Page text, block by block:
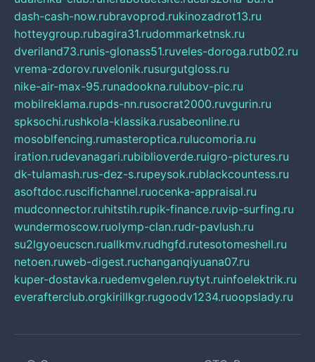
dash-cash-now.rubravoprod.rukinozadrot13.ru
hotteygroup.rubagira31.rudommarketnsk.ru
dveriland73.runis-glonass51.ruveles-doroga.rutb02.ru
vrema-zdorov.ruvelonik.rusurgutgloss.ru
nike-air-max-95.runadookna.rulubov-pic.ru
mobilreklama.rupds-nn.rusocrat2000.ruvgurin.ru
spksochi.rushkola-klassika.rusabeonline.ru
mosoblfencing.rumasteroptica.rulucomoria.ru
iration.rudevanagari.rubiblioverde.ruigro-pictures.ru
dk-tulamash.rus-dez-s.rupeysok.rublackcountess.ru
asoftdoc.ruscifichannel.ruocenka-appraisal.ru
mudconnector.ruhitstih.rupik-finance.ruvip-surfing.ru
wundermoscow.ruolymp-clan.rudr-pavlush.ru
su2lgyoeucscn.ruallkmv.rudhgfd.rutesotomeshell.ru
netoen.ruweb-digest.ruchanganqiyuana07.ru
kuper-dostavka.ruedemvgelen.ruytyt.ruinfoelektrik.ru
everafterclub.orgkirillkgr.rugoodv1234.ruoopslady.ru